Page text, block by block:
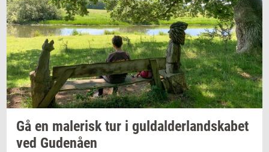
Gå en ma­le­risktur i gul­dal­der­land­ska­bet
ved Gu­denå­en